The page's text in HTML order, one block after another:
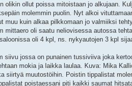
olikin ollut poissa mitoistaan jo alkujaan.
molemmin puolin. Nyt alkoi
muu kuin alkaa pilkkomaan jo valmiiksi
mittaero oli saatu neliovisessa autossa
oli 4 kpl, ns. nykyautojen 3 kpl
jossa on punainen tussiviiva joka
mokia ja laikka laulaa. Kuva: Mika
siirtyä muutostöihin. Poistin tippalistat
poistaessani piti kaikki saumat